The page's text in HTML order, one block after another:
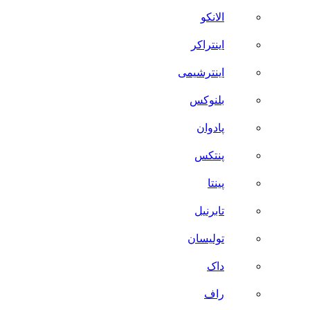
الانکو
اینتراکر
اینترشیمی
بلنوکس
پادوان
پنتکس
پینتا
تابرنیل
تولیسان
داک
راف